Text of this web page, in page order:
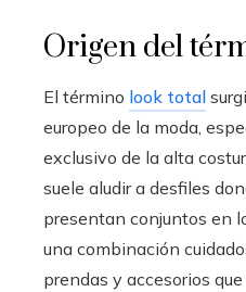
Origen del
El término look total
europeo de la moda,
exclusivo de la alta
suele aludir a desfiles
presentan conjuntos en
una combinación
prendas y accesorios